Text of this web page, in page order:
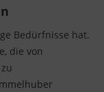
Bedürfnisse hat.
die von